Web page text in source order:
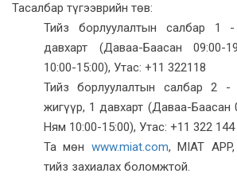
Тасалбар түгээврийн төв:
Тийз борлуулалтын салбар 1
давхарт (Даваа-Баасан 09:00-
10:00-15:00), Утас: +11 322118
Тийз борлуулалтын салбар 2 -
жигүүр, 1 давхарт (Даваа-Баасан
Ням 10:00-15:00), Утас: +11 322 144
Та мөн www.miat.com, MIAT
тийз захиалах боломжтой.